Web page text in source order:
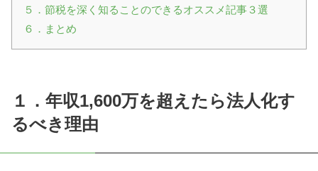
５．節税を深く知ることのできるオススメ記事３選
６．まとめ
１． 年収1,600万を超えたら法人化す
るべき理由